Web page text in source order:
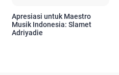
Apresiasi untuk Maestro
Musik Indonesia: Slamet
Adriyadie